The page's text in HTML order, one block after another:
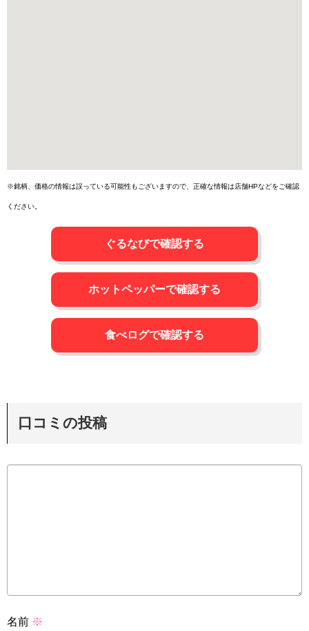
※銘柄、価格の情報は誤っている可能性もございますので、正確な情報は店舗HPなどをご確認
ください。
ぐるなびで確認する
ホットペッパーで確認する
食べログで確認する
口コミの投稿
名前 ※